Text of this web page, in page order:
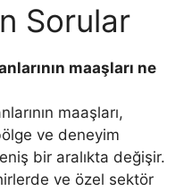
Sorular
maaşları ne
maaşları,
ve deneyim
bir aralıkta değişir.
ve özel sektör